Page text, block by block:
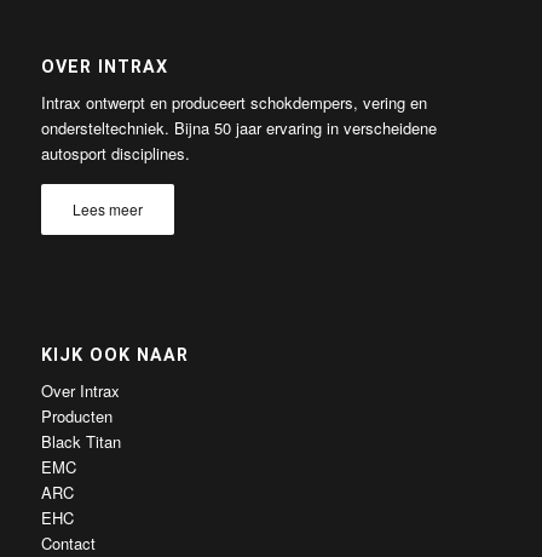
OVER INTRAX
Intrax ontwerpt en produceert schokdempers, vering en
ondersteltechniek. Bijna 50 jaar ervaring in verscheidene
autosport disciplines.
Lees meer
KIJK OOK NAAR
Over Intrax
Producten
Black Titan
EMC
ARC
EHC
Contact